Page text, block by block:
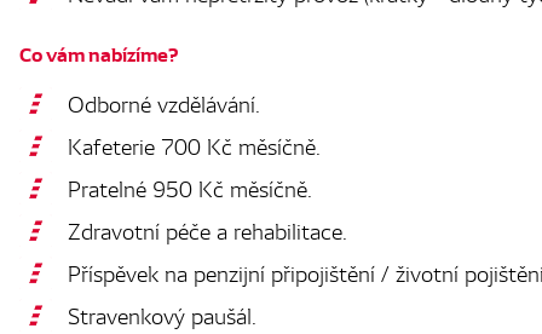
Co vám nabízíme?
Odborné vzdělávání.
Kafeterie 700 Kč měsíčně.
Pratelné 950 Kč měsíčně.
Zdravotní péče a rehabilitace.
Příspěvek na penzijní připojištění / životní
Stravenkový paušál.